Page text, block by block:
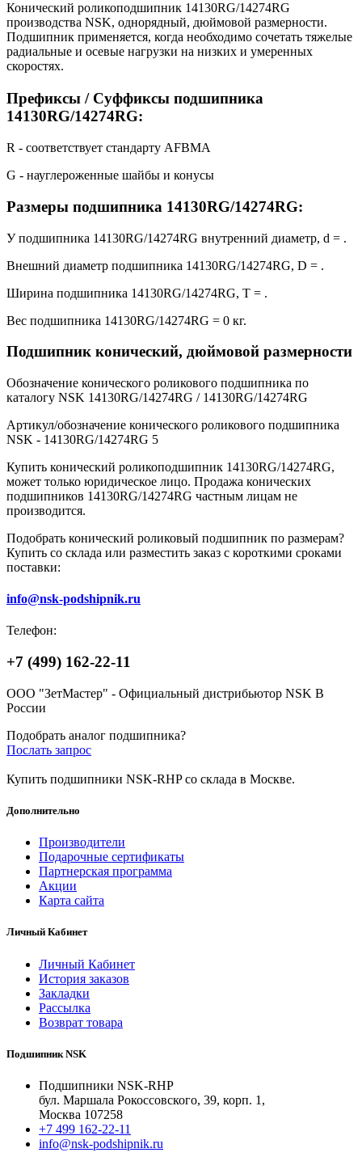
Конический роликоподшипник 14130RG/14274RG
производства NSK, однорядный, дюймовой размерности.
Подшипник применяется, когда необходимо сочетать тяжелые
радиальные и осевые нагрузки на низких и умеренных
скоростях.
Префиксы / Суффиксы подшипника
14130RG/14274RG:
R - соответствует стандарту AFBMA
G - науглероженные шайбы и конусы
Размеры подшипника 14130RG/14274RG:
У подшипника 14130RG/14274RG внутренний диаметр, d = .
Внешний диаметр подшипника 14130RG/14274RG, D = .
Ширина подшипника 14130RG/14274RG, T = .
Вес подшипника 14130RG/14274RG = 0 кг.
Подшипник конический, дюймовой размерности
Обозначение конического роликового подшипника по
каталогу NSK 14130RG/14274RG / 14130RG/14274RG
Артикул/обозначение конического роликового подшипника
NSK - 14130RG/14274RG 5
Купить конический роликоподшипник 14130RG/14274RG,
может только юридическое лицо. Продажа конических
подшипников 14130RG/14274RG частным лицам не
производится.
Подобрать конический роликовый подшипник по размерам?
Купить со склада или разместить заказ с короткими сроками
поставки:
info@nsk-podshipnik.ru
Телефон:
+7 (499) 162-22-11
ООО "ЗетМастер" - Официальный дистрибьютор NSK В
России
Подобрать аналог подшипника?
Послать запрос
Купить подшипники NSK-RHP со склада в Москве.
Дополнительно
Производители
Подарочные сертификаты
Партнерская программа
Акции
Карта сайта
Личный Кабинет
Личный Кабинет
История заказов
Закладки
Рассылка
Возврат товара
Подшипник NSK
Подшипники NSK-RHP
бул. Маршала Рокоссовского, 39, корп. 1,
Москва 107258
+7 499 162-22-11
info@nsk-podshipnik.ru